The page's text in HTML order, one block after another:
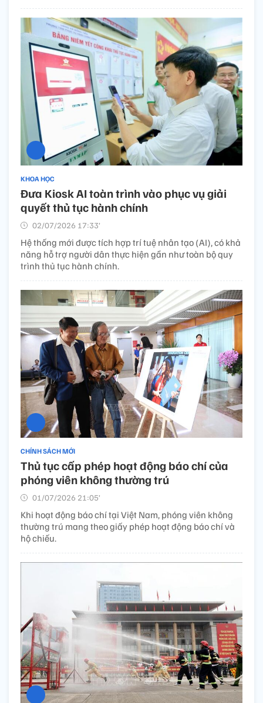
KHOA HỌC
Đưa Kiosk AI toàn trình vào phục vụ giải
quyết thủ tục hành chính
02/07/2026 17:33’
Hệ thống mới được tích hợp trí tuệ nhân tạo (AI), có khả
năng hỗ trợ người dân thực hiện gần như toàn bộ quy
trình thủ tục hành chính.
CHÍNH SÁCH MỚI
Thủ tục cấp phép hoạt động báo chí của
phóng viên không thường trú
01/07/2026 21:05’
Khi hoạt động báo chí tại Việt Nam, phóng viên không
thường trú mang theo giấy phép hoạt động báo chí và
hộ chiếu.